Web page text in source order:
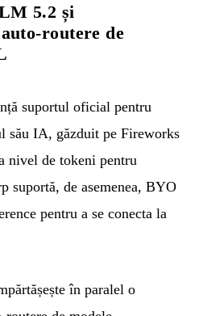
5.2 și
routere de
suportul oficial pentru
său IA, găzduit pe Fireworks
nivel de tokeni pentru
suportă, de asemenea, BYO
pentru a se conecta la
în paralel o